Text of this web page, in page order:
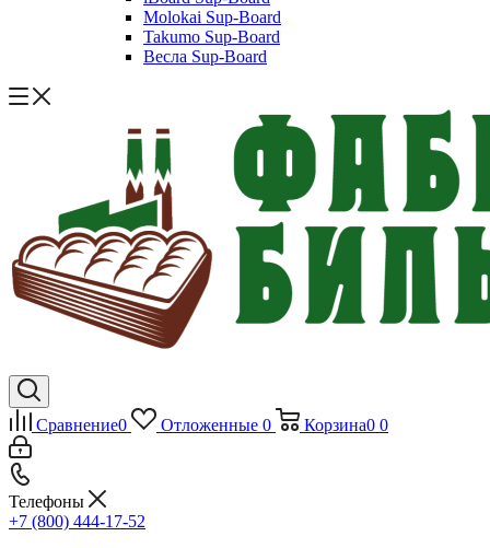
Molokai Sup-Board
Takumo Sup-Board
Весла Sup-Board
Сравнение0 Отложенные 0 Корзина0 0
Телефоны
+7 (800) 444-17-52